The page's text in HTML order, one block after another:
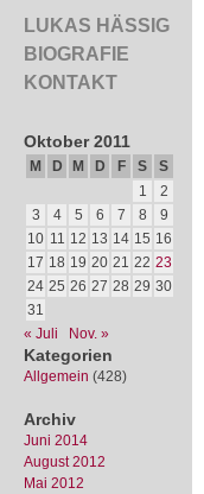
LUKAS HÄSSIG
BIOGRAFIE
KONTAKT
Oktober 2011
M D M D F S
S
1
2
3
4 5 6 7 8
9
10 11 12 13 14 15 16
17 18 19 20 21 22 23
24 25 26 27 28 29 30
31
« Juli
Nov. »
Kategorien
Allgemein (428)
Archiv
Juni 2014
August 2012
Mai 2012